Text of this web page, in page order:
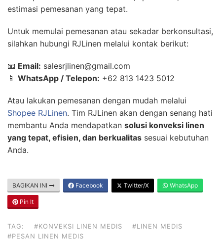
estimasi pemesanan yang tepat.
Untuk memulai pemesanan atau sekadar berkonsultasi,
silahkan hubungi RJLinen melalui kontak berikut:
📧 Email: salesrjlinen@gmail.com
📱 WhatsApp / Telepon: +62 813 1423 5012
Atau lakukan pemesanan dengan mudah melalui
Shopee RJLinen. Tim RJLinen akan dengan senang hati
membantu Anda mendapatkan solusi konveksi linen
yang tepat, efisien, dan berkualitas sesuai kebutuhan
Anda.
BAGIKAN INI Facebook Twitter/X WhatsApp
Pin It
TAG: #KONVEKSI LINEN MEDIS
#LINEN MEDIS
#PESAN LINEN MEDIS